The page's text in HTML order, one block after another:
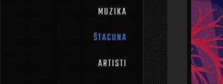
MUZIKA
ŠTACUNA
ARTISTI